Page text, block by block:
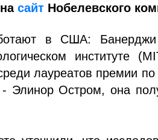
насайт Нобелевского
в США:
институте
лауреатов премии
Элинор Остром, она